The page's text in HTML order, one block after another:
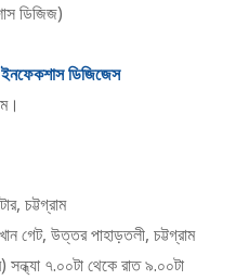
ডিজিজ)
ইনফেকশাস ডিজিজেস
চট্টগ্রাম
গেট, উত্তর পাহাড়তলী, চট্টগ্রাম
সন্ধ্যা ৭.০০টা থেকে রাত ৯.০০টা